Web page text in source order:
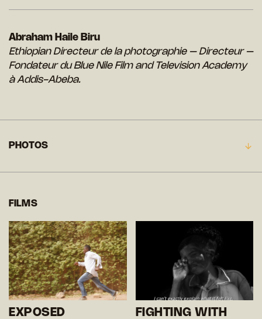
Abraham Haile Biru
Ethiopian Directeur de la photographie – Directeur –
Fondateur du Blue Nile Film and Television Academy
à Addis-Abeba.
PHOTOS
FILMS
EXPOSED
FIGHTING WITH